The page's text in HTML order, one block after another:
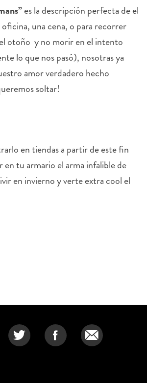
es la descripción perfecta de el
oficina, una cena, o para recorrer
otoño y no morir en el intento
lo que nos pasó), nosotras ya
amor verdadero hecho
soltar!
en tiendas a partir de este fin
en tu armario el arma infalible de
en invierno y verte extra cool el